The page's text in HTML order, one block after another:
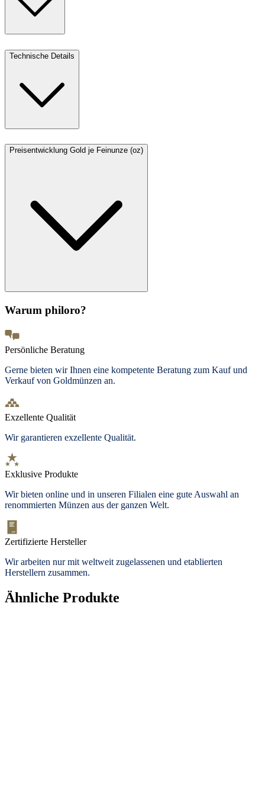
Technische Details
Preisentwicklung Gold je Feinunze (oz)
Warum philoro?
Persönliche Beratung
Gerne bieten wir Ihnen eine kompetente Beratung zum Kauf und
Verkauf von Goldmünzen an.
Exzellente Qualität
Wir garantieren exzellente Qualität.
Exklusive Produkte
Wir bieten online und in unseren Filialen eine gute Auswahl an
renommierten Münzen aus der ganzen Welt.
Zertifizierte Hersteller
Wir arbeiten nur mit weltweit zugelassenen und etablierten
Herstellern zusammen.
Ähnliche Produkte